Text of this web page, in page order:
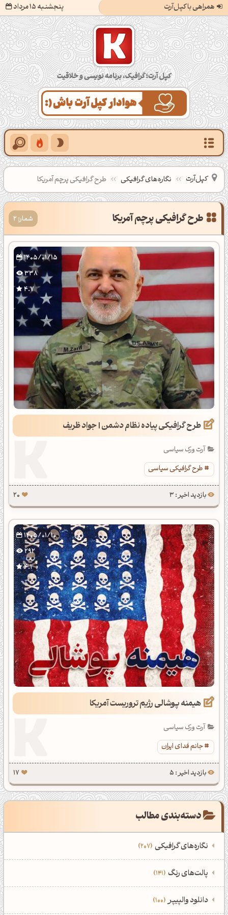
همراهی با کپل‌آرت پنجشنبه 15 مرداد
کپل‌آرت؛ گرافیک، برنامه‌نویسی و خلاقیت
کپل‌آرت نگاره‌های گرافیکی طرح گرافیکی پرچم آمریکا
طرح گرافیکی پرچم آمریکا شمار: 2
1405/01/15
338
4.7
طرح گرافیکی پیاده نظام دشمن | جواد ظریف
آرت ورک سیاسی
طرح گرافیکی سیاسی
بازدید اخیر : 3 20
1405/01/10
292
4.1
هیمنه پوشالی رژیم تروریست آمریکا
آرت ورک سیاسی
جانم فدای ایران
بازدید اخیر : 5 17
دسته‌بندی مطالب
نگاره‌های گرافیکی 207
‌همه دسته‌بندی‌های نگاره‌های گرافیکی
نمایش همه نگاره‌ها
‌پالت‌های رنگ 141
‌همه دسته‌بندی‌های پالت‌های رنگ
‌دانلود والپیپر 100